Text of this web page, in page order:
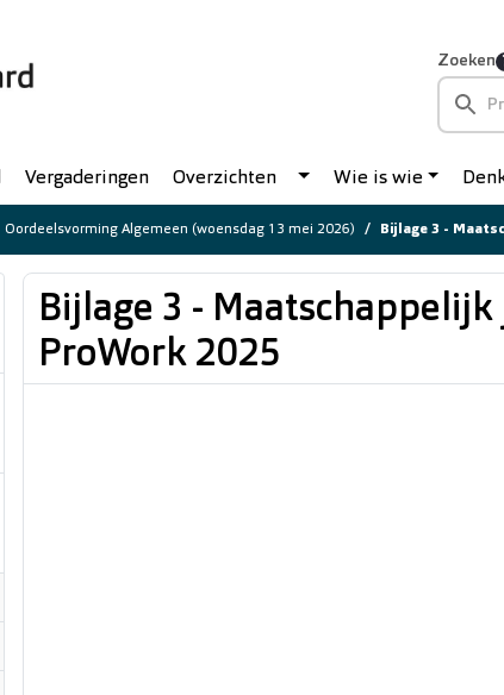
Zoeken
Vergaderingen Overzichten Wie is wie
Oordeelsvorming Algemeen (woensdag 13 mei 2026) Bijlage 3 -
Bijlage 3 -
ProWork 2025